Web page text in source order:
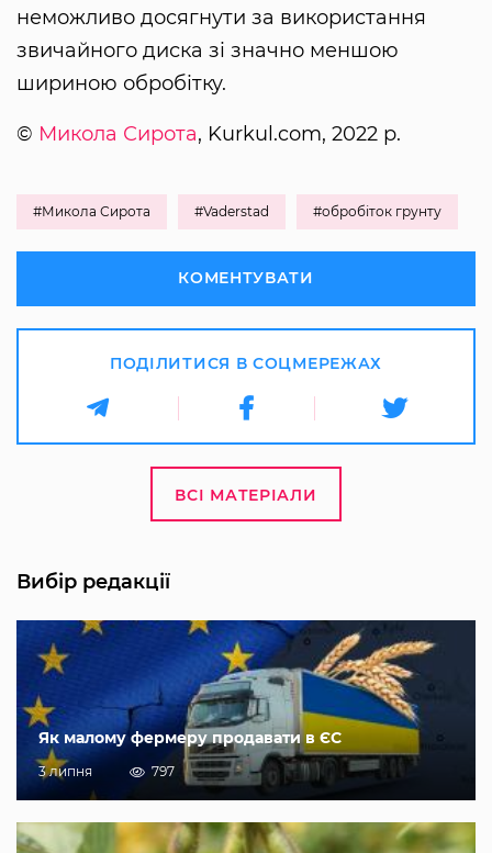
неможливо досягнути за використання
звичайного диска зі значно меншою
шириною обробітку.
© Микола Сирота, Kurkul.com, 2022 р.
#Микола Сирота #Vaderstad #обробіток грунту
КОМЕНТУВАТИ
ПОДІЛИТИСЯ В СОЦМЕРЕЖАХ
ВСІ МАТЕРІАЛИ
Вибір редакції
Як малому фермеру продавати в ЄС
3 липня 797